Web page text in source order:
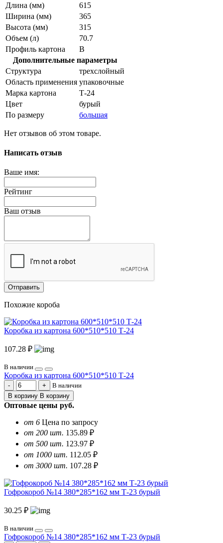
Длина (мм)
615
Ширина (мм)
365
Высота (мм)
315
Объем (л)
70.7
Профиль картона
В
Дополнительные параметры
Структура
трехслойный
Область применения упаковочные
Марка картона
Т-24
Цвет
бурый
По размеру
большая
Нет отзывов об этом товаре.
Написать отзыв
Ваше имя:
Рейтинг
Ваш отзыв
Отправить
Похожие короба
Коробка из картона 600*510*510 Т-24
107.28 ₽
В наличии
Коробка из картона 600*510*510 Т-24
В наличии
В корзину В корзину
Оптовые цены руб.
от 6 Цена по запросу
от 200 шт. 135.89 ₽
от 500 шт. 123.97 ₽
от 1000 шт. 112.05 ₽
от 3000 шт. 107.28 ₽
Гофрокороб №14 380*285*162 мм Т-23 бурый
30.25 ₽
В наличии
Гофрокороб №14 380*285*162 мм Т-23 бурый